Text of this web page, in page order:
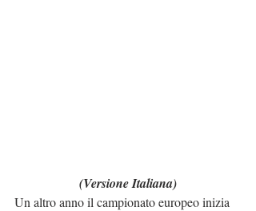
(Versione Italiana)
Un altro anno il campionato europeo inizia